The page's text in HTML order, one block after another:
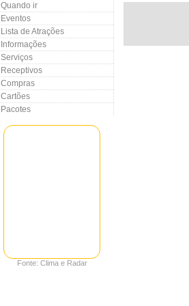
Quando ir
Eventos
Lista de Atrações
Informações
Serviços
Receptivos
Compras
Cartões
Pacotes
Fonte: Clima e Radar